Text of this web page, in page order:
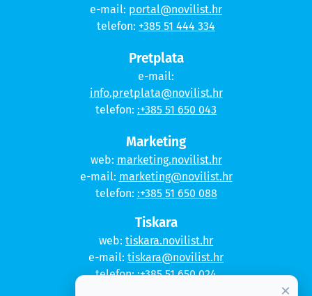
e-mail: portal@novilist.hr
telefon: +385 51 444 334
Pretplata
e-mail:
info.pretplata@novilist.hr
telefon: :+385 51 650 043
Marketing
web: marketing.novilist.hr
e-mail: marketing@novilist.hr
telefon: :+385 51 650 088
Tiskara
web: tiskara.novilist.hr
e-mail: tiskara@novilist.hr
telefon::+385 51 650 024
×